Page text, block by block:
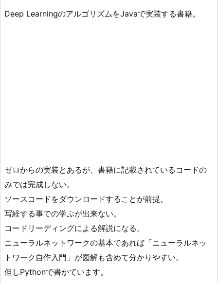
Deep LearningのアルゴリズムをJavaで実装する書籍。
ゼロからの実装とあるが、書籍に記載されているコードの
みでは完成しない。
ソースコードをダウンロードすることが前提。
写経する事での学ぶが出来ない。
コードリーディングによる解説になる。
ニューラルネットワークの基本であれば「ニューラルネッ
トワーク自作入門」が図解も含めて分かりやすい。
但しPythonで書かています。